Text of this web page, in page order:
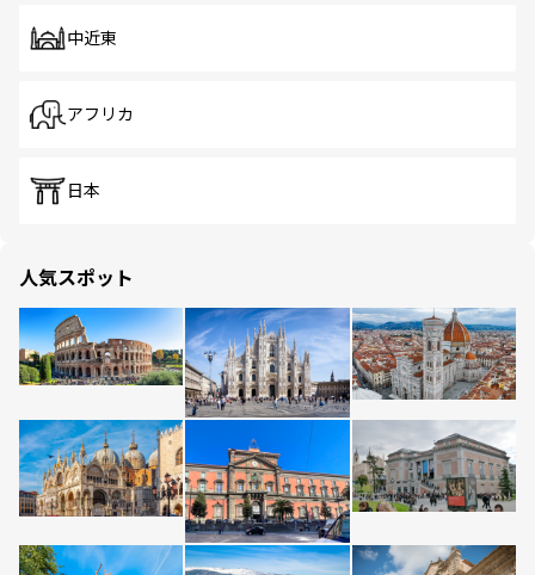
中近東
アフリカ
日本
人気スポット